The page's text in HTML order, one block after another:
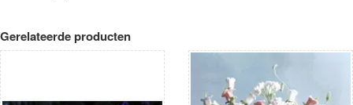
Gerelateerde producten